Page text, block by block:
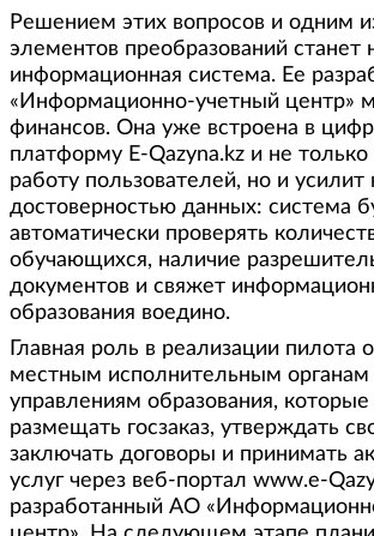
Решением этих вопросов и одним
элементов преобразований станет
информационная система. Ее
«Информационно-учетный центр»
финансов. Она уже встроена в
платформу Е-Qazyna.kz и не только
работу пользователей, но и усилит
достоверностью данных: система
автоматически проверять
обучающихся, наличие
документов и свяжет
образования воедино.
Главная роль в реализации пилота
местным исполнительным
управлениям образования, которые
размещать госзаказ, утверждать
заключать договоры и принимать
услуг через веб-портал www.e-
разработанный АО